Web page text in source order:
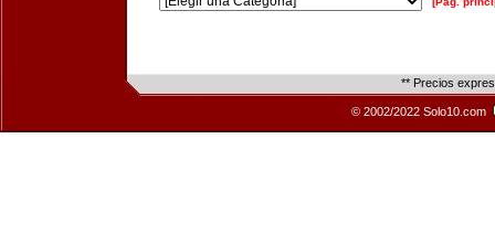
** Precios
© 2002/2022 Solo10.com